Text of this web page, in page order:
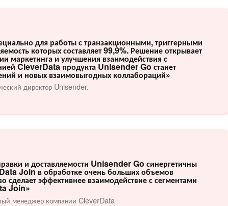
для работы с транзакционными, триггерными
которых составляет 99,9%. Решение открывает
маркетинга и улучшения взаимодействия с
CleverData продукта Unisender Go станет
и новых взаимовыгодных коллабораций»
директор Unisender.
и доставляемости Unisender Go синергетичны
Join в обработке очень больших объемов
сделает эффективнее взаимодействие с сегментами
Join»
менеджер компании CleverData